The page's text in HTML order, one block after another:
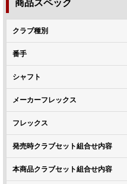
商品スペック
クラブ種別
番手
シャフト
メーカーフレックス
フレックス
発売時クラブセット組合せ内容
本商品クラブセット組合せ内容